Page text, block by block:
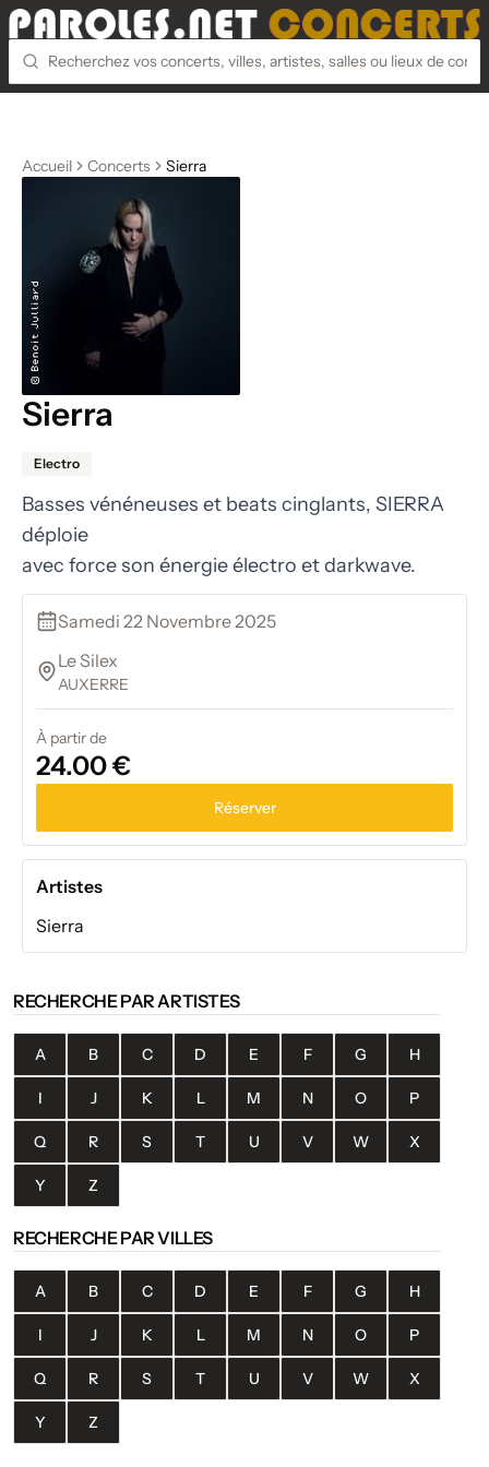
Accueil Concerts Sierra
Sierra
Electro
Basses vénéneuses et beats cinglants, SIERRA
déploie
avec force son énergie électro et darkwave.
Samedi 22 Novembre 2025
Le Silex
AUXERRE
À partir de
24.00 €
Réserver
Artistes
Sierra
RECHERCHE PAR ARTISTES
A B C D E F G H
I J K L M N O P
Q R S T U V W X
Y Z
RECHERCHE PAR VILLES
A B C D E F G H
I J K L M N O P
Q R S T U V W X
Y Z